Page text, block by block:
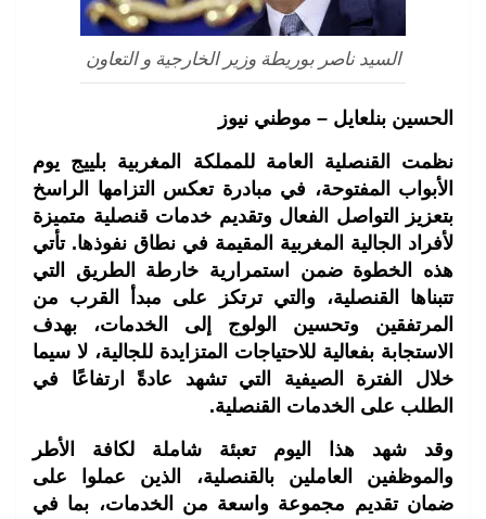
السيد ناصر بوريطة وزير الخارجية و التعاون
الحسين بنلعايل – موطني نيوز
نظمت القنصلية العامة للمملكة المغربية بلييج يوم
الأبواب المفتوحة، في مبادرة تعكس التزامها الراسخ
بتعزيز التواصل الفعال وتقديم خدمات قنصلية متميزة
لأفراد الجالية المغربية المقيمة في نطاق نفوذها. تأتي
هذه الخطوة ضمن استمرارية خارطة الطريق التي
تتبناها القنصلية، والتي ترتكز على مبدأ القرب من
المرتفقين وتحسين الولوج إلى الخدمات، بهدف
الاستجابة بفعالية للاحتياجات المتزايدة للجالية، لا سيما
خلال الفترة الصيفية التي تشهد عادةً ارتفاعًا في
الطلب على الخدمات القنصلية.
وقد شهد هذا اليوم تعبئة شاملة لكافة الأطر
والموظفين العاملين بالقنصلية، الذين عملوا على
ضمان تقديم مجموعة واسعة من الخدمات، بما في